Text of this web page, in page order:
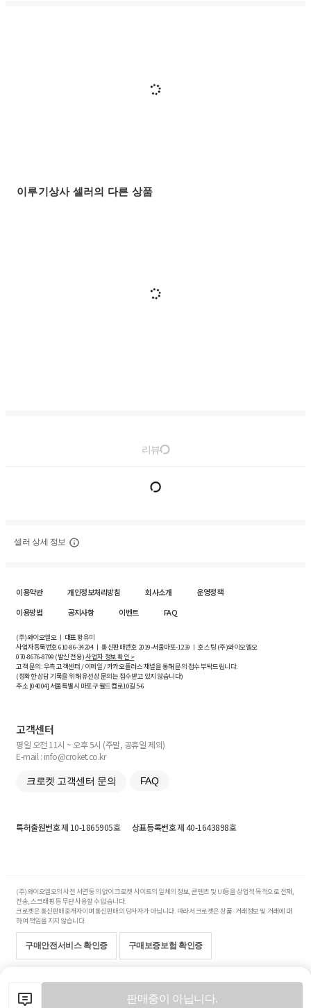
판매중이 아닙니다.
이루기상사 셀러의 다른 상품
리뷰
셀러 상세 정보
이용약관 개인정보처리방침 회사소개
운영정책
이용방법
공지사항 이벤트 FAQ
(주)와이오엘오 ㅣ 대표 황유미
사업자등록번호610-86-34204ㅣ 통신판매번호 2019-서울마포-1239 ㅣ 호스팅 (주)와이오엘오
070-8676-8799 (발신 전용)사업자 정보 확인 >
고객 문의: 우측 고객센터 / 이메일 / 카카오플러스 채널을 통해 문의 접수 부탁드립니다.
(정확한 상담 기록을 위해 유선상 문의는 접수받고 있지 않습니다)
주소 [04004] 서울특별시 마포구 월드컵로10길5-6
고객센터
평일 오전 11시 ~ 오후 5시 (주말, 공휴일 제외)
E-mail : info@croket.co.kr
크로켓 고객센터 문의 FAQ
특허출원번호제 10-1865905호 상표등록번호제 40-1643898호
(주)와이오엘오의 사전 서면 동의 없이 크로켓 사이트의 일체의 정보, 콘텐츠 및 UI등을 상업적 목적으로 전재,
전송, 스크래핑 등 무단 사용할 수 없습니다.
크로켓은 통신판매중개자이며 통신판매의 당사자가 아닙니다. 따라서 크로켓은 상품·거래정보 및 거래에 대
하여 책임을 지지 않습니다.
구매안전서비스 확인증 구매보증보험 확인증